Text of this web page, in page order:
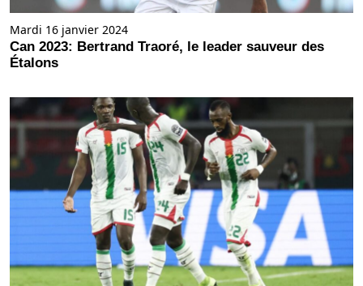
Mardi 16 janvier 2024
Can 2023: Bertrand Traoré, le leader sauveur des
Étalons